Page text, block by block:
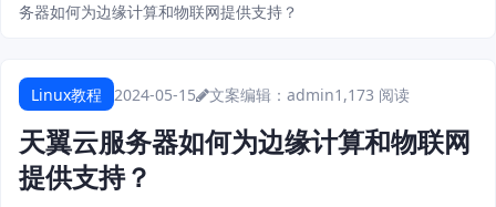
务器如何为边缘计算和物联网提供支持？
Linux教程 2024-05-15 文案编辑：admin1,173 阅读
天翼云服务器如何为边缘计算和物联网
提供支持？